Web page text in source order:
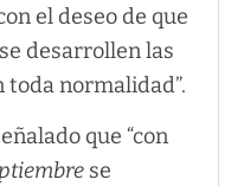
el deseo de que
desarrollen las
normalidad”.
que “con
se